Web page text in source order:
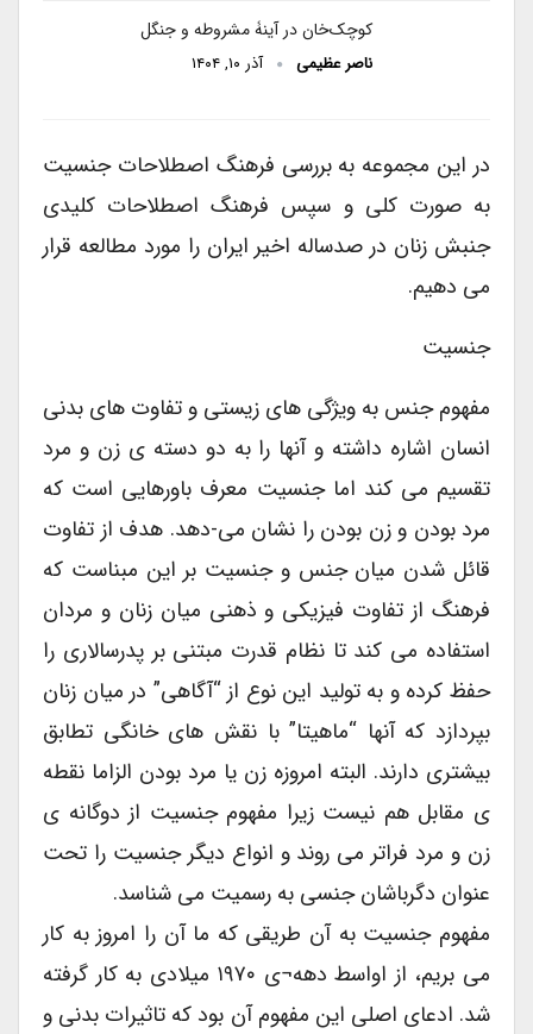
کوچک‌خان در آینۀ مشروطه و جنگل
ناصر عظیمی آذر ۱۰, ۱۴۰۴
در این مجموعه به بررسی فرهنگ اصطلاحات جنسیت
به صورت کلی و سپس فرهنگ اصطلاحات کلیدی
جنبش زنان در صدساله اخیر ایران را مورد مطالعه قرار
می دهیم.
جنسیت
مفهوم جنس به ویژگی های زیستی و تفاوت های بدنی
انسان اشاره داشته و آنها را به دو دسته ی زن و مرد
تقسیم می کند اما جنسیت معرف باورهایی است که
مرد بودن و زن بودن را نشان می-دهد. هدف از تفاوت
قائل شدن میان جنس و جنسیت بر این مبناست که
فرهنگ از تفاوت فیزیکی و ذهنی میان زنان و مردان
استفاده می کند تا نظام قدرت مبتنی بر پدرسالاری را
حفظ کرده و به تولید این نوع از “آگاهی” در میان زنان
بپردازد که آنها “ماهیتا” با نقش های خانگی تطابق
بیشتری دارند. البته امروزه زن یا مرد بودن الزاما نقطه
ی مقابل هم نیست زیرا مفهوم جنسیت از دوگانه ی
زن و مرد فراتر می روند و انواع دیگر جنسیت را تحت
عنوان دگرباشان جنسی به رسمیت می شناسد.
مفهوم جنسیت به آن طریقی که ما آن را امروز به کار
می بریم، از اواسط دهه¬ی ۱۹۷۰ میلادی به کار گرفته
شد. ادعای اصلی این مفهوم آن بود که تاثیرات بدنی و